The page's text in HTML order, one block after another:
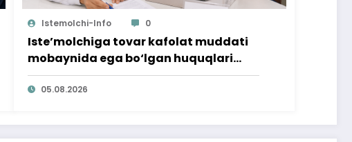
Istemolchi-Info 0
Iste’molchiga tovar kafolat muddati
mobaynida ega bo‘lgan huquqlari
ta’minlab berildi
05.08.2026